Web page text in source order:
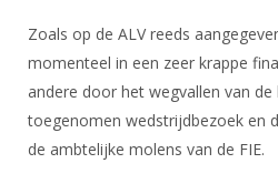
Zoals op de ALV reeds
momenteel in een zeer krappe
andere door het wegvallen van
toegenomen wedstrijdbezoek en
de ambtelijke molens van de FIE.